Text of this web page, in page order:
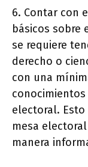
6. Contar con
básicos sobre
se requiere
derecho o
con una
electoral.
mesa
manera